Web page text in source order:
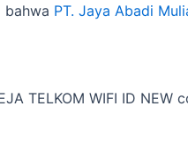
bahwa PT. Jaya Abadi